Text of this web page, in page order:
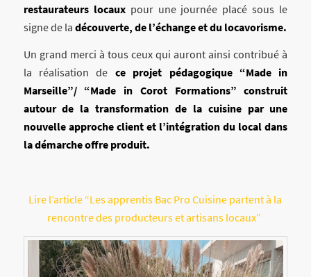
restaurateurs locauxpour une journée placé sous le
signe de la découverte, de l’échange et du locavorisme.
Un grand merci à tous ceux qui auront ainsi contribué à
la réalisation de ce projet pédagogique “Made in
Marseille”/ “Made in Corot Formations” construit
autour de la transformation de la cuisine par une
nouvelle approche client et l’intégration du local dans
la démarche offre produit.
Lire l’article “Les apprentis Bac Pro Cuisine partent à la
rencontre des producteurs et artisans locaux”